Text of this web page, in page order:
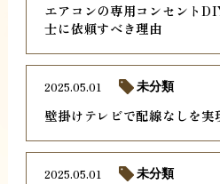
エアコンの専用コンセント
士に依頼すべき理由
壁掛けテレビで配線なしを実
2025.05.01 未分類
2025.05.01 未分類